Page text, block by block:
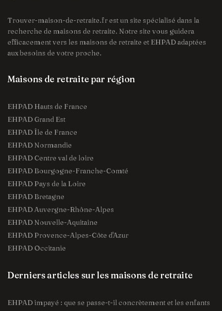
Trouver-maison-de-retraite.fr est un site spécialisé dans la
recherche de maisons de retraite. Notre site vous guidera
efficacement vers les maisons de retraite et EHPAD adaptées
aux besoins de votre proche.
Maisons de retraite par région
EHPAD Hauts de France
EHPAD Grand Est
EHPAD Île de France
EHPAD Normandie
EHPAD Centre val de loire
EHPAD Bourgogne-Franche-Comté
EHPAD Pays de la Loire
EHPAD Bretagne
EHPAD Auvergne-Rhône-Alpes
EHPAD Nouvelle-Aquitaine
EHPAD Provence-Alpes-Côte d'Azur
EHPAD Occitanie
Derniers articles sur les maisons de retraite
EHPAD impayé : que se passe-t-il concrètement et les enfants